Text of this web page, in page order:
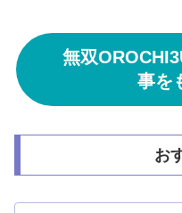
無双
事を
お